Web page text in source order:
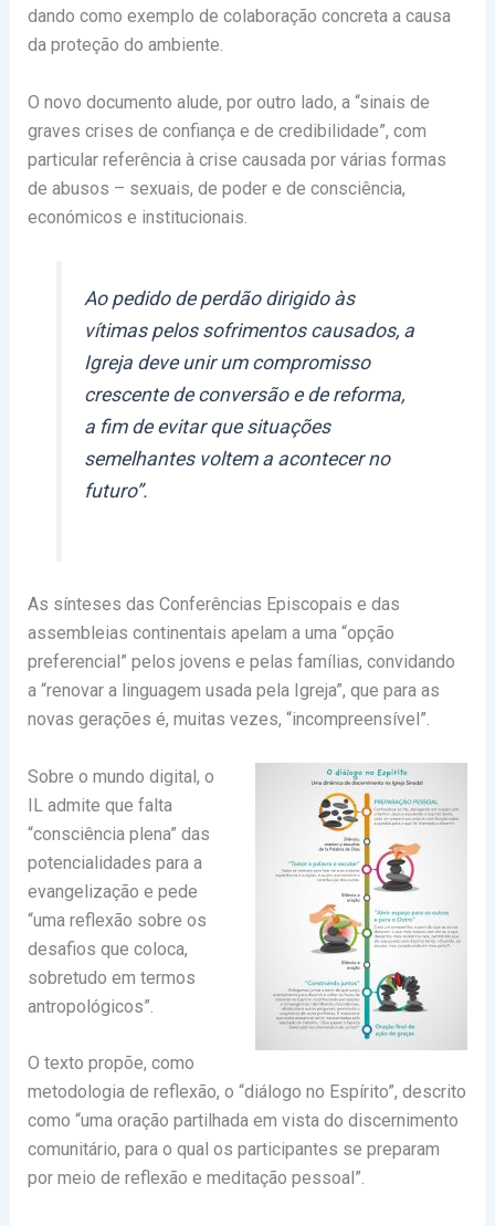
dando como exemplo de colaboração concreta a causa
da proteção do ambiente.
O novo documento alude, por outro lado, a “sinais de
graves crises de confiança e de credibilidade”, com
particular referência à crise causada por várias formas
de abusos – sexuais, de poder e de consciência,
económicos e institucionais.
Ao pedido de perdão dirigido às
vítimas pelos sofrimentos causados, a
Igreja deve unir um compromisso
crescente de conversão e de reforma,
a fim de evitar que situações
semelhantes voltem a acontecer no
futuro”.
As sínteses das Conferências Episcopais e das
assembleias continentais apelam a uma “opção
preferencial” pelos jovens e pelas famílias, convidando
a “renovar a linguagem usada pela Igreja”, que para as
novas gerações é, muitas vezes, “incompreensível”.
Sobre o mundo digital, o
IL admite que falta
“consciência plena” das
potencialidades para a
evangelização e pede
“uma reflexão sobre os
desafios que coloca,
sobretudo em termos
antropológicos”.
O texto propõe, como
metodologia de reflexão, o “diálogo no Espírito”, descrito
como “uma oração partilhada em vista do discernimento
comunitário, para o qual os participantes se preparam
por meio de reflexão e meditação pessoal”.